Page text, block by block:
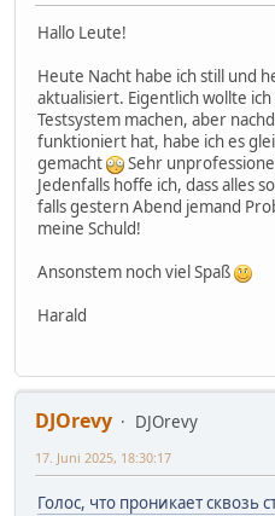
Hallo Leute!
Heute Nacht habe ich still und
aktualisiert. Eigentlich wollte
Testsystem machen, aber
funktioniert hat, habe ich es
gemacht
Sehr
Jedenfalls hoffe ich, dass alles
falls gestern Abend jemand
meine Schuld!
Ansonstem noch viel Spaß
Harald
DJOrevy
DJOrevy
17. Juni 2025, 18:30:17
Голос, что проникает сквозь